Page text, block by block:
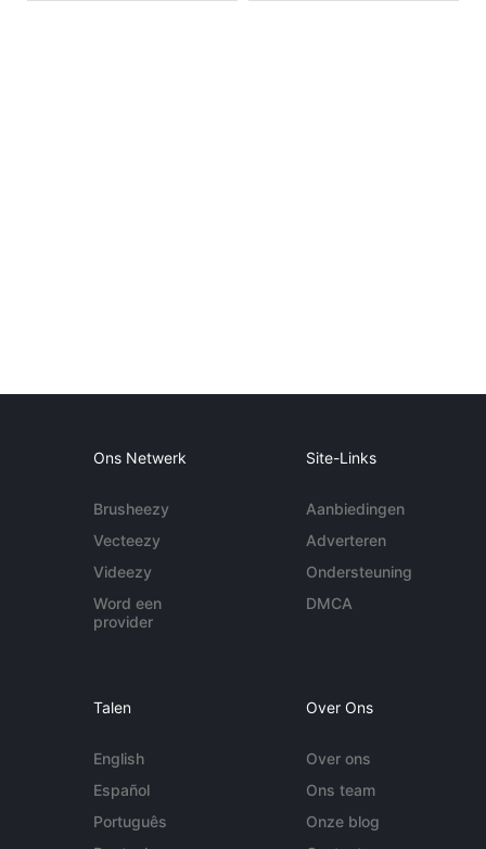
Ons Netwerk
Brusheezy
Vecteezy
Videezy
Word een
provider
Site-Links
Aanbiedingen
Adverteren
Ondersteuning
DMCA
Talen
English
Español
Português
Over Ons
Over ons
Ons team
Onze blog